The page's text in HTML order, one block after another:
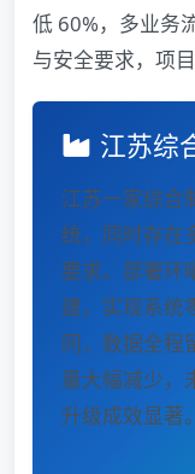
低 60%，多业务
与安全要求，项
江苏综
江苏一家综合
统，同时存在
要求。部署环
建，实现系统
同，数据全程
量大幅减少，
升级成效显著。